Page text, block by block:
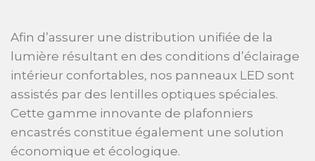
Afin d’assurer une distribution unifiée de la
lumière résultant en des conditions d’éclairage
intérieur confortables, nos panneaux LED sont
assistés par des lentilles optiques spéciales.
Cette gamme innovante de plafonniers
encastrés constitue également une solution
économique et écologique.